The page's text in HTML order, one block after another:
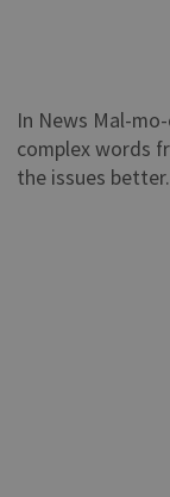
In News Mal-
complex words
the issues better.